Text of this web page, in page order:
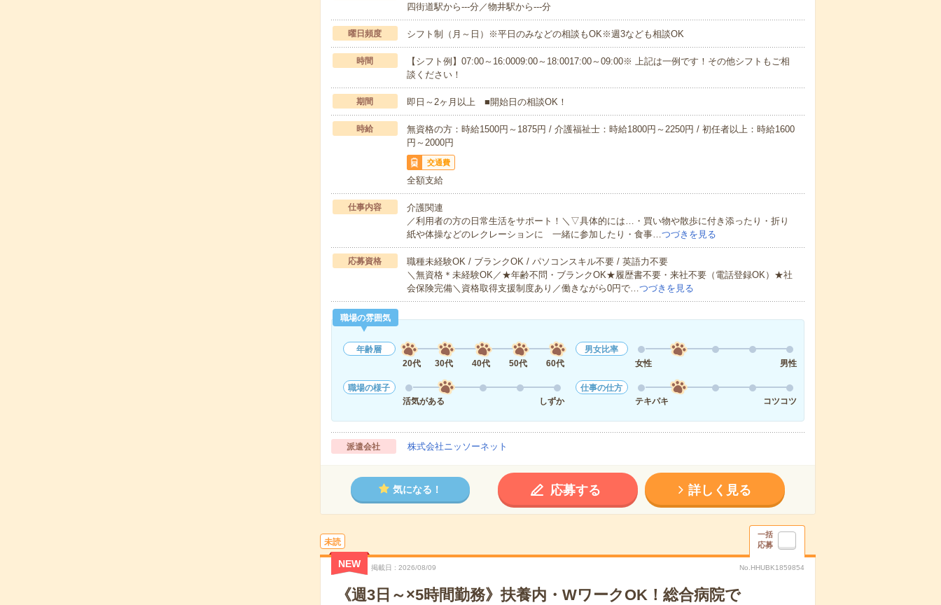
四街道駅から---分／物井駅から---分
曜日頻度 シフト制（月～日）※平日のみなどの相談もOK※週3なども相談OK
時間
【シフト例】07:00～16:0009:00～18:0017:00～09:00※ 上記は一例です！その他シフトもご相
談ください！
期間 即日～2ヶ月以上 ■開始日の相談OK！
時給
無資格の方：時給1500円～1875円 / 介護福祉士：時給1800円～2250円 / 初任者以上：時給1600
円～2000円
交通費
全額支給
仕事内容
介護関連
／利用者の方の日常生活をサポート！＼▽具体的には…・買い物や散歩に付き添ったり・折り
紙や体操などのレクレーションに 一緒に参加したり・食事…つづきを見る
応募資格
職種未経験OK / ブランクOK / パソコンスキル不要 / 英語力不要
＼無資格＊未経験OK／★年齢不問・ブランクOK★履歴書不要・来社不要（電話登録OK）★社
会保険完備＼資格取得支援制度あり／働きながら0円で…つづきを見る
職場の雰囲気
年齢層
20代
30代 40代 50代 60代
男女比率
女性
男性
職場の様子
活気がある
しずか
仕事の仕方
テキパキ
コツコツ
派遣会社 株式会社ニッソーネット
気になる！ 応募する 詳しく見る
未読
一括
応募
NEW 掲載日 2026/08/09 No.HHUBK1859854
《週3日～×5時間勤務》扶養内・WワークOK！総合病院で